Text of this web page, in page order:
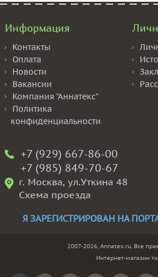
Информация
Контакты
Оплата
Новости
Вакансии
Компания "Аннатекс"
Политика
конфиденциальности
+7 (929) 667-86-00
+7 (985) 849-70-67
г. Москва, ул.Уткина 48
Схема проезда
Я ЗАРЕГИСТРИРОВАН НА
2007-2026, Annatex.ru, Все
Интернет-магазин